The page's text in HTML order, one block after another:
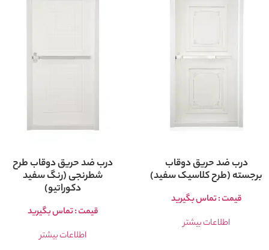
درب ضد حریق دوقاب
برجسته (طرح کلاسیک سفید)
قیمت : تماس بگیرید
اطلاعات بیشتر
درب ضد حریق دوقاب طرح
شطرنجی (رنگ سفید
دکوراتیو)
قیمت : تماس بگیرید
اطلاعات بیشتر